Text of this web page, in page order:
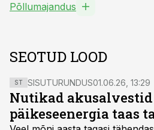
Põllumajandus
SEOTUD LOOD
ST SISUTURUNDUS01.06.26, 13:29
Nutikad
päikeseenergia taas